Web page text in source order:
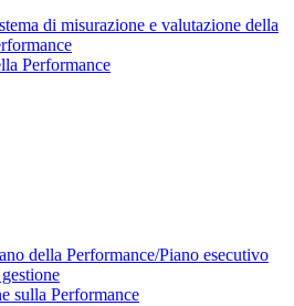
di misurazione e valutazione della
Performance
della Performance/Piano esecutivo
sulla Performance